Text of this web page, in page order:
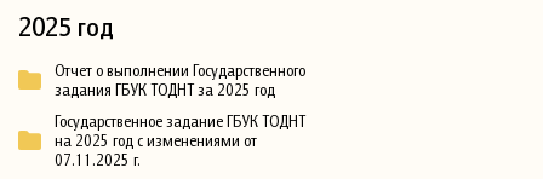
2025 год
Отчет о выполнении Государственного
задания ГБУК ТОДНТ за 2025 год
Государственное задание ГБУК ТОДНТ
на 2025 год с изменениями от
07.11.2025 г.